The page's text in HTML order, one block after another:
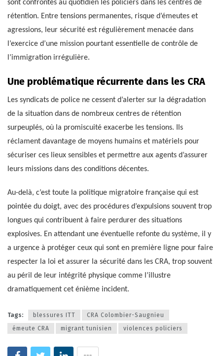
sont confrontés au quotidien les policiers dans les centres de
rétention. Entre tensions permanentes, risque d’émeutes et
agressions, leur sécurité est régulièrement menacée dans
l’exercice d’une mission pourtant essentielle de contrôle de
l’immigration irrégulière.
Une problématique récurrente dans les CRA
Les syndicats de police ne cessent d’alerter sur la dégradation
de la situation dans de nombreux centres de rétention
surpeuplés, où la promiscuité exacerbe les tensions. Ils
réclament davantage de moyens humains et matériels pour
sécuriser ces lieux sensibles et permettre aux agents d’assurer
leurs missions dans des conditions décentes.
Au-delà, c’est toute la politique migratoire française qui est
pointée du doigt, avec des procédures d’expulsions souvent trop
longues qui contribuent à faire perdurer des situations
explosives. En attendant une éventuelle refonte du système, il y
a urgence à protéger ceux qui sont en première ligne pour faire
respecter la loi et assurer la sécurité dans les CRA, trop souvent
au péril de leur intégrité physique comme l’illustre
dramatiquement cet énième incident.
Tags: blessures ITT
CRA Colombier-Saugnieu
émeute CRA
migrant tunisien violences policiers